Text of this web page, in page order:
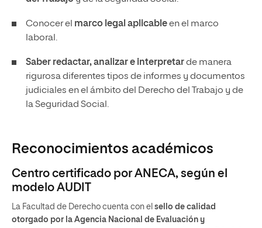
Conocer el marco legal aplicableen el marco
laboral.
Saber redactar, analizar e interpretarde manera
rigurosa diferentes tipos de informes y documentos
judiciales en el ámbito del Derecho del Trabajo y de
la Seguridad Social.
Reconocimientos académicos
Centro certificado por ANECA, según el
modelo AUDIT
La Facultad de Derecho cuenta con el sello de calidad
otorgado por la Agencia Nacional de Evaluación y